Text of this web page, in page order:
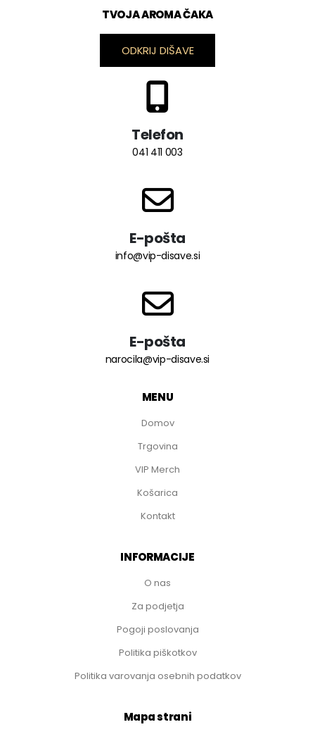
TVOJA AROMA ČAKA
ODKRIJ DIŠAVE
Telefon
041 411 003
E-pošta
info@vip-disave.si
E-pošta
narocila@vip-disave.si
MENU
Domov
Trgovina
VIP Merch
Košarica
Kontakt
INFORMACIJE
O nas
Za podjetja
Pogoji poslovanja
Politika piškotkov
Politika varovanja osebnih podatkov
Mapa strani